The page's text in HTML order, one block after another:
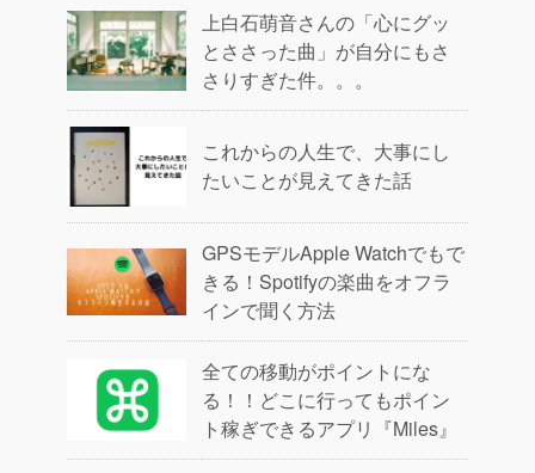
上白石萌音さんの「心にグッ
とささった曲」が自分にもさ
さりすぎた件。。。
これからの人生で、大事にし
たいことが見えてきた話
GPSモデルApple Watchでもで
きる！Spotifyの楽曲をオフラ
インで聞く方法
全ての移動がポイントにな
る！！どこに行ってもポイン
ト稼ぎできるアプリ『Miles』